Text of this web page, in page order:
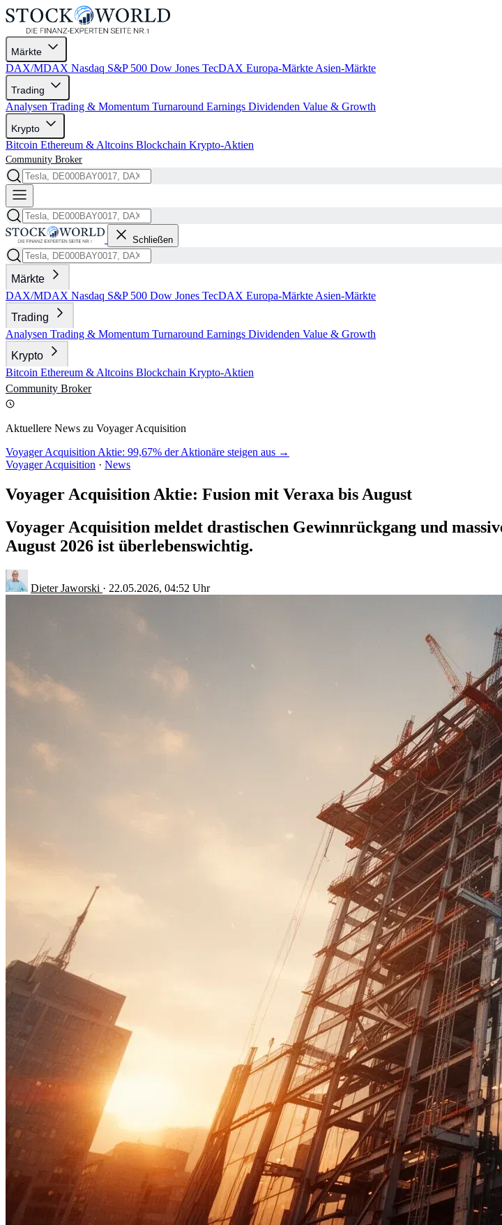
Märkte
DAX/MDAX Nasdaq S&P 500 Dow Jones TecDAX Europa-Märkte Asien-Märkte
Trading
Analysen Trading & Momentum Turnaround Earnings Dividenden Value & Growth
Krypto
Bitcoin Ethereum & Altcoins Blockchain Krypto-Aktien
Community Broker
Schließen
Märkte
DAX/MDAX Nasdaq S&P 500 Dow Jones TecDAX Europa-Märkte Asien-Märkte
Trading
Analysen Trading & Momentum Turnaround Earnings Dividenden Value & Growth
Krypto
Bitcoin Ethereum & Altcoins Blockchain Krypto-Aktien
Community Broker
Aktuellere News zu Voyager Acquisition
Voyager Acquisition Aktie: 99,67% der Aktionäre steigen aus →
Voyager Acquisition · News
Voyager Acquisition Aktie: Fusion mit Veraxa bis August
Voyager Acquisition meldet drastischen Gewinnrückgang und
August 2026 ist überlebenswichtig.
Dieter Jaworski · 22.05.2026, 04:52 Uhr